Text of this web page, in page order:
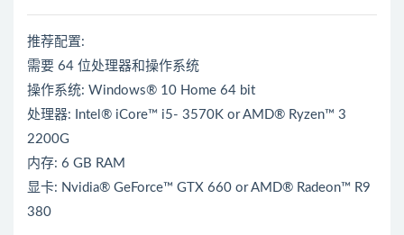
推荐配置:
需要 64 位处理器和操作系统
操作系统: Windows® 10 Home 64 bit
处理器: Intel® iCore™ i5- 3570K or AMD® Ryzen™ 3
2200G
内存: 6 GB RAM
显卡: Nvidia® GeForce™ GTX 660 or AMD® Radeon™ R9
380